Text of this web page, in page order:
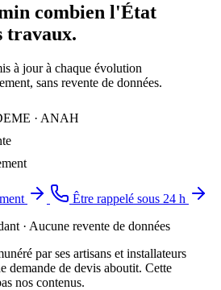
combien l'État
travaux.
à jour à chaque évolution
sans revente de données.
· ANAH
Être rappelé sous 24 h
· Aucune revente de données
par ses artisans et installateurs
demande de devis aboutit. Cette
nos contenus.